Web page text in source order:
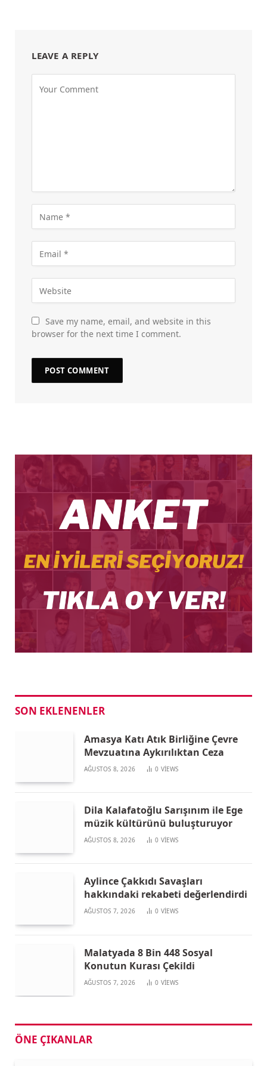
LEAVE A REPLY
Save my name, email, and website in this
browser for the next time I comment.
SON EKLENENLER
Amasya Katı Atık Birliğine Çevre
Mevzuatına Aykırılıktan Ceza
AĞUSTOS 8, 2026 0 VIEWS
Dila Kalafatoğlu Sarışınım ile Ege
müzik kültürünü buluşturuyor
AĞUSTOS 8, 2026 0 VIEWS
Aylince Çakkıdı Savaşları
hakkındaki rekabeti değerlendirdi
AĞUSTOS 7, 2026 0 VIEWS
Malatyada 8 Bin 448 Sosyal
Konutun Kurası Çekildi
AĞUSTOS 7, 2026 0 VIEWS
ÖNE ÇIKANLAR